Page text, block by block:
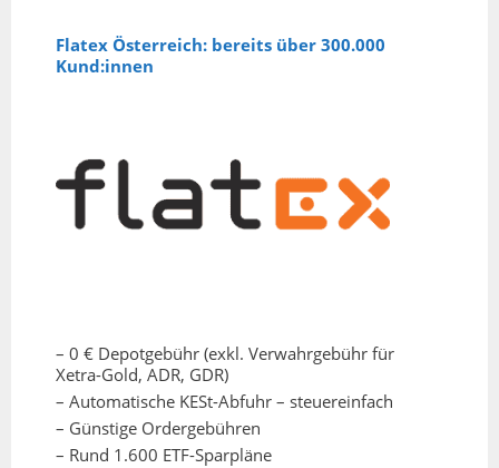
Flatex Österreich: bereits über 300.000
Kund:innen
– 0 € Depotgebühr (exkl. Verwahrgebühr für
Xetra-Gold, ADR, GDR)
– Automatische KESt-Abfuhr – steuereinfach
– Günstige Ordergebühren
– Rund 1.600 ETF-Sparpläne